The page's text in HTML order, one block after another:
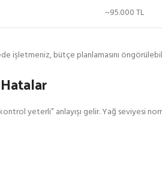
~95.000 TL
işletmeniz, bütçe planlamasını
yeterli” anlayışı gelir. Yağ seviyesi